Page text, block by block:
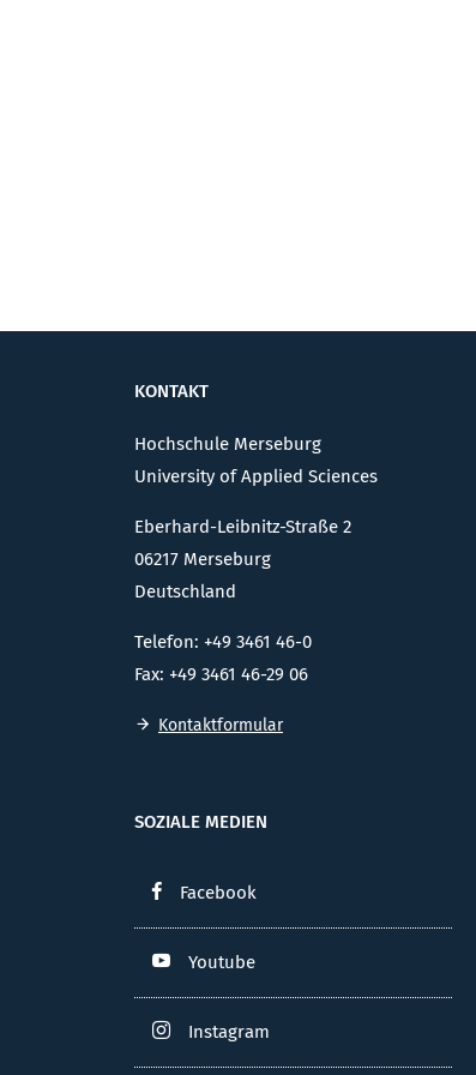
KONTAKT
Hochschule Merseburg
University of Applied Sciences
Eberhard-Leibnitz-Straße 2
06217 Merseburg
Deutschland
Telefon: +49 3461 46-0
Fax: +49 3461 46-29 06
Kontaktformular
SOZIALE MEDIEN
Facebook
Youtube
Instagram